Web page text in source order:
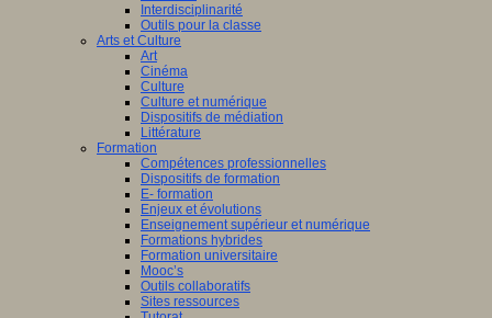
Interdisciplinarité
Outils pour la classe
Arts et Culture
Art
Cinéma
Culture
Culture et numérique
Dispositifs de médiation
Littérature
Formation
Compétences professionnelles
Dispositifs de formation
E- formation
Enjeux et évolutions
Enseignement supérieur et numérique
Formations hybrides
Formation universitaire
Mooc’s
Outils collaboratifs
Sites ressources